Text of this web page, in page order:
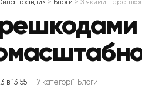
правди» > Блоги > З якими
в 13:55 У категорії: Блоги